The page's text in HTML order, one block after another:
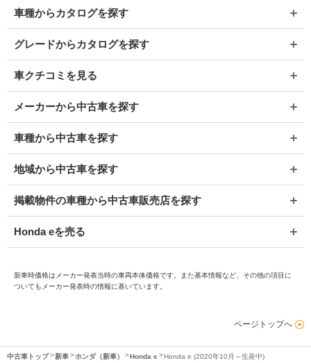
車種からカタログを探す
グレードからカタログを探す
車クチコミを見る
メーカーから中古車を探す
車種から中古車を探す
地域から中古車を探す
掲載物件の車種から中古車販売店を探す
Honda eを売る
新車時価格はメーカー発表当時の車両本体価格です。また基本情報など、その他の項目に
ついてもメーカー発表時の情報に基いています。
ページトップへ
中古車トップ 新車 ホンダ（新車） Honda e Honda e (2020年10月～生産中)